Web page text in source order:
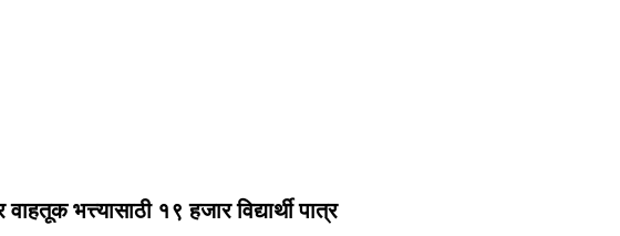
भत्त्यासाठी १९ हजार विद्यार्थी पात्र